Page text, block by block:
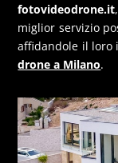
fotovideodrone.it
miglior servizio
affidandole il loro
drone a Milano.